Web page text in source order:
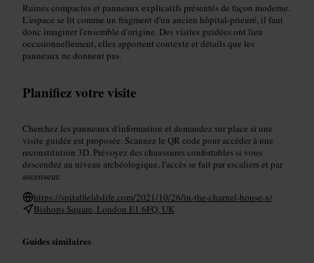
Ruines compactes et panneaux explicatifs présentés de façon moderne.
L'espace se lit comme un fragment d'un ancien hôpital-prieuré, il faut
donc imaginer l'ensemble d'origine. Des visites guidées ont lieu
occasionnellement, elles apportent contexte et détails que les
panneaux ne donnent pas.
Planifiez votre visite
Cherchez les panneaux d'information et demandez sur place si une
visite guidée est proposée. Scannez le QR code pour accéder à une
reconstitution 3D. Prévoyez des chaussures confortables si vous
descendez au niveau archéologique, l'accès se fait par escaliers et par
ascenseur.
https://spitalfieldslife.com/2021/10/26/in-the-charnel-house-x/
Bishops Square, London E1 6FQ, UK
Guides similaires